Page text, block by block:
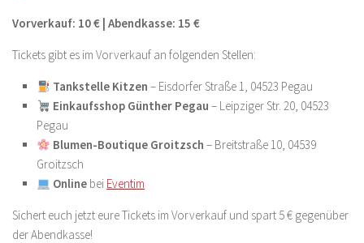
Vorverkauf: 10 € | Abendkasse: 15 €
Tickets gibt es im Vorverkauf an folgenden Stellen:
Tankstelle Kitzen – Eisdorfer Straße 1, 04523 Pegau
Einkaufsshop Günther Pegau – Leipziger Str. 20, 04523
Pegau
Blumen-Boutique Groitzsch – Breitstraße 10, 04539
Groitzsch
Online bei Eventim
Sichert euch jetzt eure Tickets im Vorverkauf und spart 5 € gegenüber
der Abendkasse!